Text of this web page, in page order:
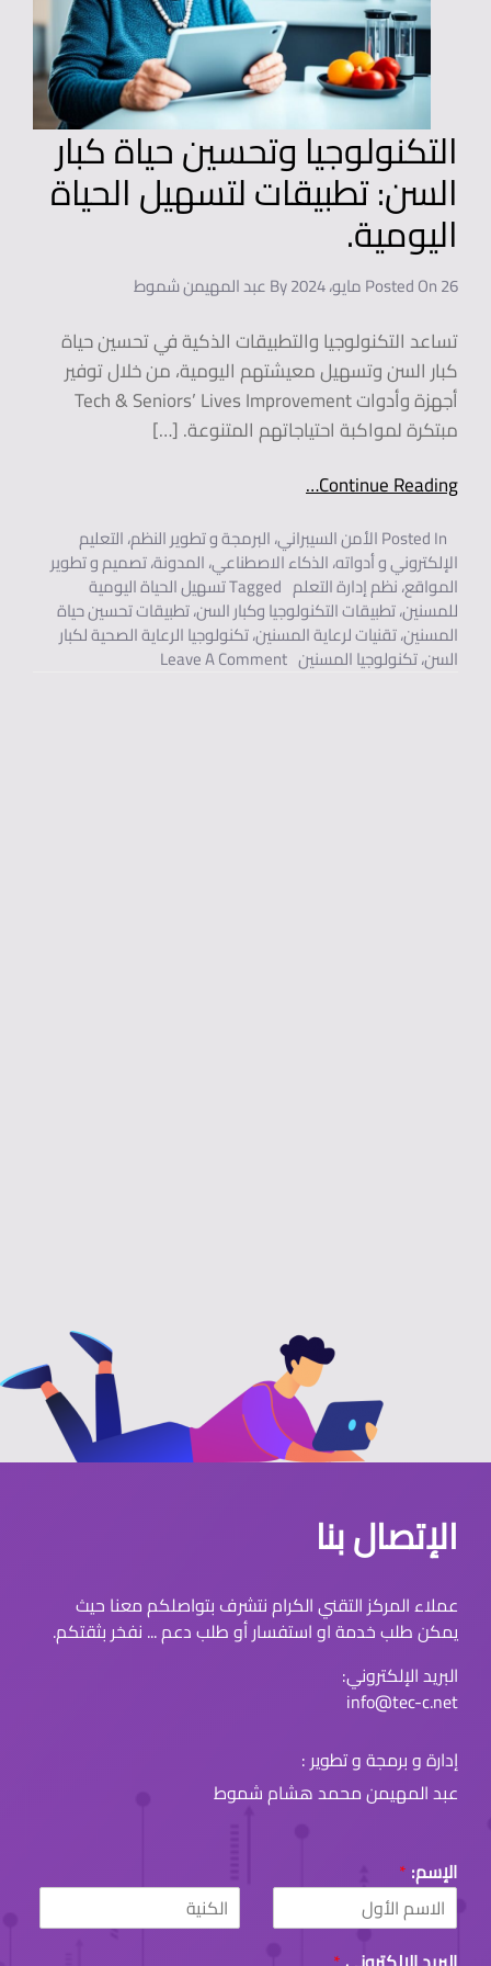
التكنولوجيا وتحسين حياة كبار
السن: تطبيقات لتسهيل الحياة
اليومية.
Posted On26 مايو، 2024 عبد المهيمن شموط
تساعد التكنولوجيا والتطبيقات الذكية في تحسين حياة
كبار السن وتسهيل معيشتهم اليومية، من خلال توفير
أجهزة وأدوات Tech & Seniors’ Lives Improvement
مبتكرة لمواكبة احتياجاتهم المتنوعة. […]
Continue Reading…
Posted Inالأمن السيبراني،البرمجة و تطوير النظم،التعليم
الإلكتروني و أدواته،الذكاء الاصطناعي،المدونة،تصميم و تطوير
المواقع،نظم إدارة التعلم Taggedتسهيل الحياة اليومية
للمسنين،تطبيقات التكنولوجيا وكبار السن،تطبيقات تحسين حياة
المسنين،تقنيات لرعاية المسنين،تكنولوجيا الرعاية الصحية لكبار
السن،تكنولوجيا المسنين Leave A Comment
الإتصال بنا
عملاء المركز التقني الكرام نتشرف بتواصلكم معنا حيث
يمكن طلب خدمة او استفسار أو طلب دعم ... نفخر بثقتكم.
البريد الإلكتروني:
info@tec-c.net
إدارة و برمجة و تطوير :
عبد المهيمن محمد هشام شموط
الإسم: *
F
i
L